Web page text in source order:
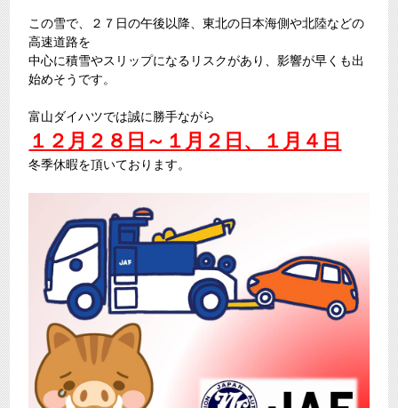
この雪で、２７日の午後以降、東北の日本海側や北陸などの
高速道路を
中心に積雪やスリップになるリスクがあり、影響が早くも出
始めそうです。
富山ダイハツでは誠に勝手ながら
１２月２８日～１月２日、１月４日
冬季休暇を頂いております。